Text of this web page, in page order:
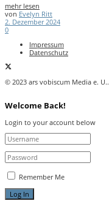
mehr lesen
von Evelyn Ritt
2. Dezember 2024
0
Impressum
Datenschutz
© 2023 ars vobiscum Media e. U..
Welcome Back!
Login to your account below
Remember Me